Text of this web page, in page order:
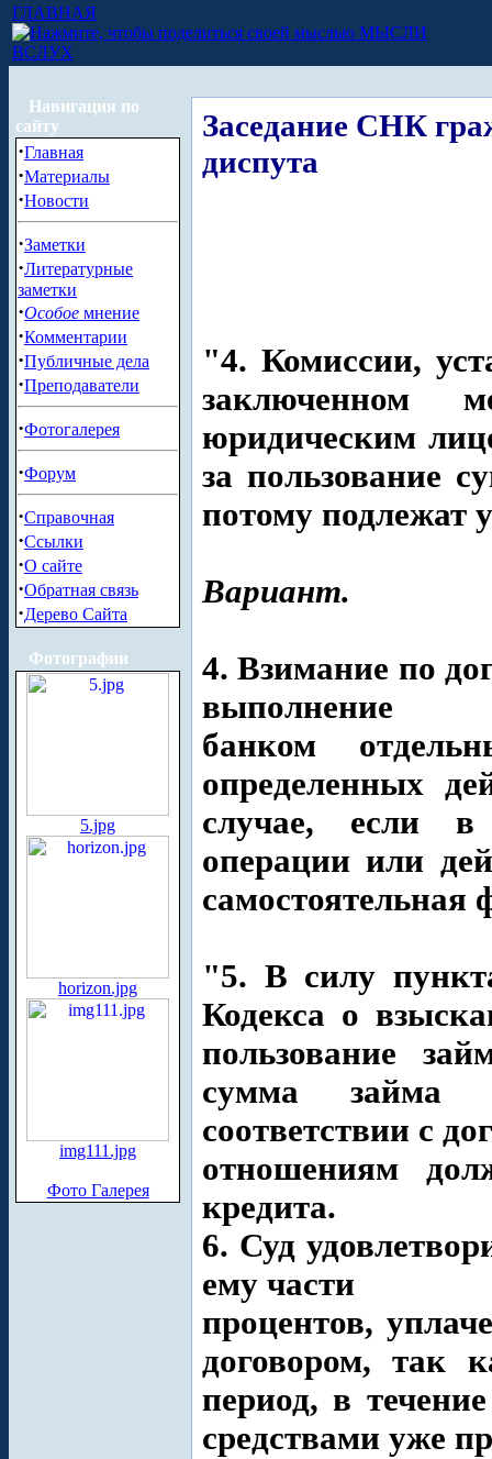
ГЛАВНАЯ
МЫСЛИ
ВСЛУХ
Навигация по
сайту
·Главная
·Материалы
·Новости
·Заметки
·Литературные
заметки
·Особое мнение
·Комментарии
·Публичные дела
·Преподаватели
·Фотогалерея
·Форум
·Справочная
·Ссылки
·О сайте
·Обратная связь
·Дерево Сайта
Фотографии
5.jpg
horizon.jpg
img111.jpg
Фото Галерея
Заседание СНК
диспута
"4. Комиссии,
заключенном
юридическим
за пользование
потому подлежат
Вариант.
4. Взимание по
выполнение
банком
определенных
случае, если в
операции или
самостоятельная
"5. В силу
Кодекса о
пользование
сумма займа
соответствии с
отношениям
кредита.
6. Суд
ему части
процентов,
договором, так
период, в
средствами уже